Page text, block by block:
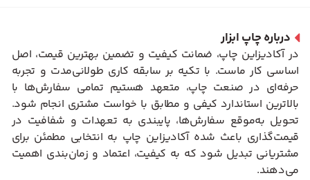
درباره چاپ ابزار
در آکادیزاین چاپ، ضمانت کیفیت و تضمین بهترین قیمت، اصل
اساسی کار ماست. با تکیه بر سابقه کاری طولانی‌مدت و تجربه
حرفه‌ای در صنعت چاپ، متعهد هستیم تمامی سفارش‌ها با
بالاترین استاندارد کیفی و مطابق با خواست مشتری انجام شود.
تحویل به‌موقع سفارش‌ها، پایبندی به تعهدات و شفافیت در
قیمت‌گذاری باعث شده آکادیزاین چاپ به انتخابی مطمئن برای
مشتریانی تبدیل شود که به کیفیت، اعتماد و زمان‌بندی اهمیت
می‌دهند.